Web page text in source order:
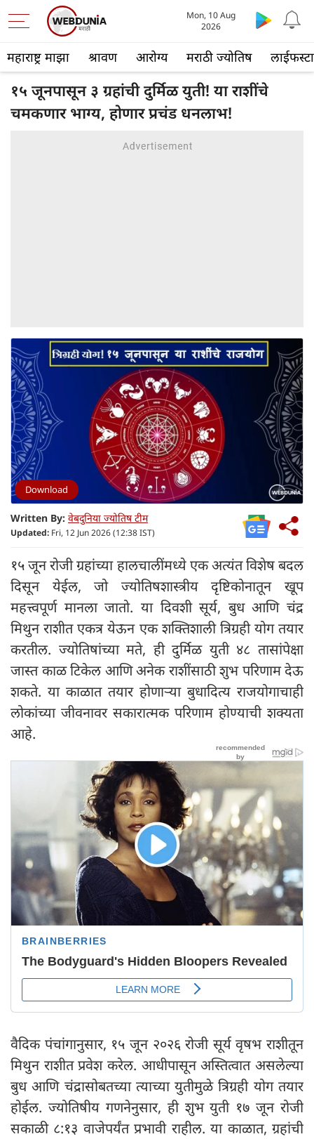
महाराष्ट्र माझा श्रावण आरोग्य मराठी ज्योतिष
Mon, 10 Aug
2026
१५ जूनपासून ३ ग्रहांची दुर्मिळ युती! या राशींचे
चमकणार भाग्य, होणार प्रचंड धनलाभ!
Download
Written By: वेबदुनिया ज्योतिष टीम
Updated: Fri, 12 Jun 2026 (12:38 IST)
१५ जून रोजी ग्रहांच्या हालचालींमध्ये एक अत्यंत विशेष बदल
दिसून येईल, जो ज्योतिषशास्त्रीय दृष्टिकोनातून खूप
महत्त्वपूर्ण मानला जातो. या दिवशी सूर्य, बुध आणि चंद्र
मिथुन राशीत एकत्र येऊन एक शक्तिशाली त्रिग्रही योग तयार
करतील. ज्योतिषांच्या मते, ही दुर्मिळ युती ४८ तासांपेक्षा
जास्त काळ टिकेल आणि अनेक राशींसाठी शुभ परिणाम देऊ
शकते. या काळात तयार होणाऱ्या बुधादित्य राजयोगाचाही
लोकांच्या जीवनावर सकारात्मक परिणाम होण्याची शक्यता
आहे.
वैदिक पंचांगानुसार, १५ जून २०२६ रोजी सूर्य वृषभ राशीतून
मिथुन राशीत प्रवेश करेल. आधीपासून अस्तित्वात असलेल्या
बुध आणि चंद्रासोबतच्या त्याच्या युतीमुळे त्रिग्रही योग तयार
होईल. ज्योतिषीय गणनेनुसार, ही शुभ युती १७ जून रोजी
सकाळी ८:१३ वाजेपर्यंत प्रभावी राहील. या काळात, ग्रहांची